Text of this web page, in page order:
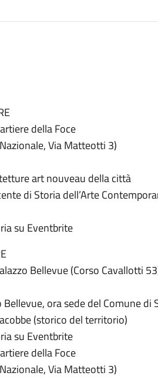
della Foce
Via Matteotti 3)
art nouveau della città
di Storia dell’Arte
su Eventbrite
Bellevue (Corso Cavallotti
ora sede del Comune di
(storico del territorio)
su Eventbrite
della Foce
Via Matteotti 3)